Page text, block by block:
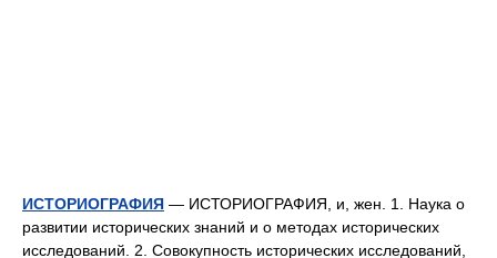
ИСТОРИОГРАФИЯ — ИСТОРИОГРАФИЯ, и, жен. 1. Наука о
развитии исторических знаний и о методах исторических
исследований. 2. Совокупность исторических исследований,